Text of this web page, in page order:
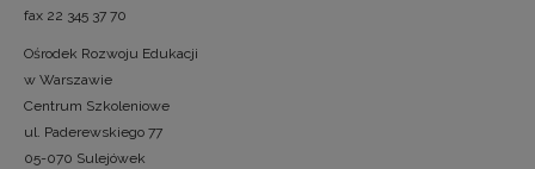
fax 22 345 37 70
Ośrodek Rozwoju Edukacji
w Warszawie
Centrum Szkoleniowe
ul. Paderewskiego 77
05-070 Sulejówek